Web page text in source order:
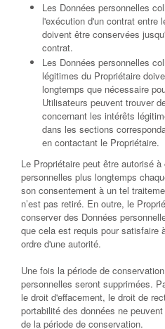
Les Données personnelles
l'exécution d'un contrat entre
doivent être conservées
contrat.
Les Données personnelles
légitimes du Propriétaire
longtemps que nécessaire
Utilisateurs peuvent trouver
concernant les intérêts
dans les sections
en contactant le Propriétaire.
Le Propriétaire peut être autorisé
personnelles plus longtemps
son consentement à un tel
n’est pas retiré. En outre, le
conserver des Données
que cela est requis pour satisfaire
ordre d'une autorité.
Une fois la période de
personnelles seront supprimées.
le droit d'effacement, le droit de
portabilité des données ne
de la période de conservation.